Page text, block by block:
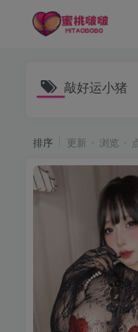
敲好运小猪
排序 更新 浏览